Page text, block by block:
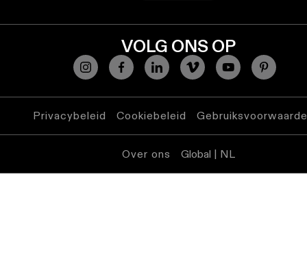
VOLG ONS OP
Privacybeleid Cookiebeleid
Over ons Global | NL